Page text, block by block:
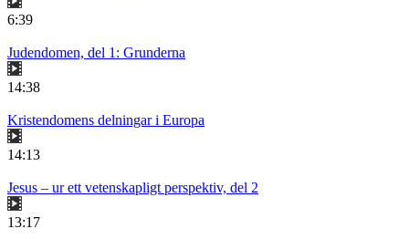
6:39
Judendomen, del 1: Grunderna
14:38
Kristendomens delningar i Europa
14:13
Jesus – ur ett vetenskapligt perspektiv, del 2
13:17